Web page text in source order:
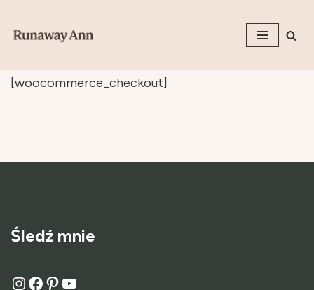
Przejdź
treści
[woocommerce_checkout]
Śledź mnie